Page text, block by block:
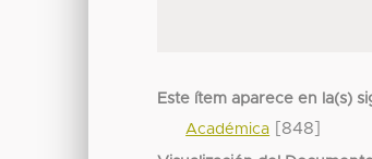
Este ítem aparece en la(s)
Académica [848]